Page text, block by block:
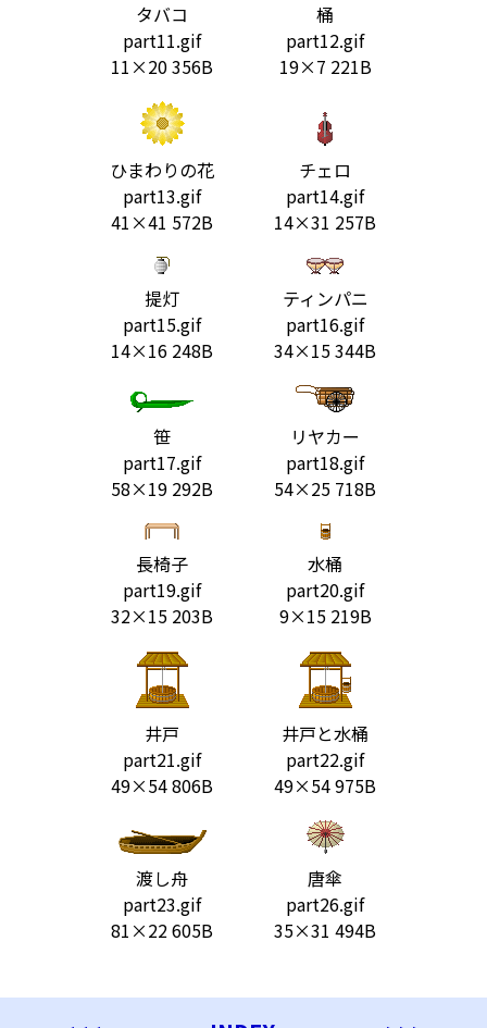
タバコ
part11.gif
11×20 356B
桶
part12.gif
19×7 221B
ひまわりの花
part13.gif
41×41 572B
チェロ
part14.gif
14×31 257B
提灯
part15.gif
14×16 248B
ティンパニ
part16.gif
34×15 344B
笹
part17.gif
58×19 292B
リヤカー
part18.gif
54×25 718B
長椅子
part19.gif
32×15 203B
水桶
part20.gif
9×15 219B
井戸
part21.gif
49×54 806B
井戸と水桶
part22.gif
49×54 975B
渡し舟
part23.gif
81×22 605B
唐傘
part26.gif
35×31 494B